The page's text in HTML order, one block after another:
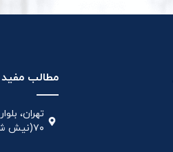
مطالب مفید
تهران،
۷۰(نیش شیرینی فروشی نیشکر)، واحد ۳۳ ، طبقه ۵